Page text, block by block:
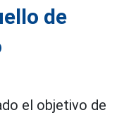
de
el objetivo de